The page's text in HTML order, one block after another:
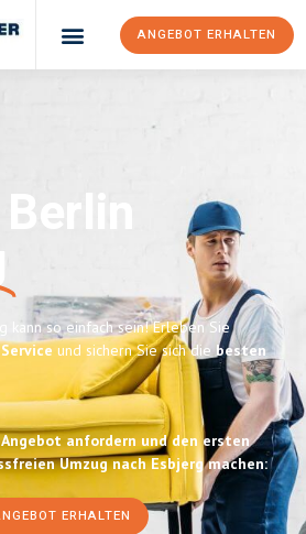
ANGEBOT ERHALTEN
kann so einfach sein! Erleben Sie
und sichern Sie sich diebesten
anfordern und den ersten
Umzug nach Esbjerg machen:
ERHALTEN